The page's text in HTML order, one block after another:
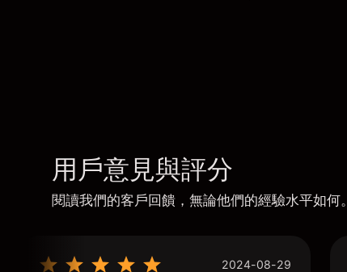
用戶意見與評分
閱讀我們的客戶回饋，無論他們的經驗水平如何。
2024-08-29